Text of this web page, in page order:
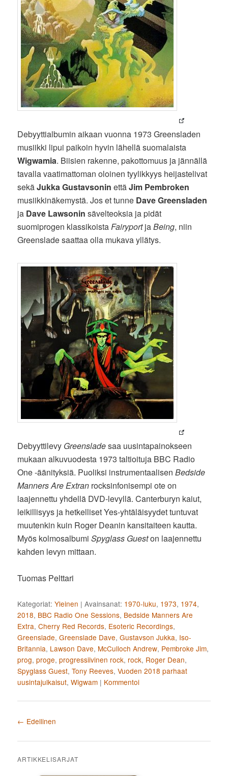
Debyyttialbumin aikaan vuonna 1973 Greensladen
musiikki lipui paikoin hyvin lähellä suomalaista
Wigwamia. Biisien rakenne, pakottomuus ja jännällä
tavalla vaatimattoman oloinen tyylikkyys heijastelivat
sekäJukka Gustavsonin ettäJim Pembroken
musiikkinäkemystä. Jos et tunne Dave Greensladen
ja Dave Lawsonin sävelteoksia ja pidät
suomiprogen klassikoistaFairyportjaBeing, niin
Greenslade saattaa olla mukava yllätys.
Debyyttilevy Greensladesaa uusintapainokseen
mukaan alkuvuodesta 1973 taltioituja BBC Radio
One -äänityksiä. Puoliksi instrumentaalisenBedside
Manners Are Extran rocksinfonisempi ote on
laajennettu yhdellä DVD-levyllä. Canterburyn kaiut,
leikillisyys ja hetkelliset Yes-yhtäläisyydet tuntuvat
muutenkin kuin Roger Deanin kansitaiteen kautta.
Myös kolmosalbumiSpyglass Gueston laajennettu
kahden levyn mittaan.
Tuomas Pelttari
Kategoriat: Yleinen |Avainsanat: 1970-luku, 1973, 1974,
2018, BBC Radio One Sessions, Bedside Manners Are
Extra,Cherry Red Records, Esoteric Recordings,
Greenslade,Greenslade Dave,Gustavson Jukka, Iso-
Britannia, Lawson Dave, McCulloch Andrew, Pembroke Jim,
prog,proge,progressiivinen rock, rock, Roger Dean,
Spyglass Guest,Tony Reeves,Vuoden 2018 parhaat
uusintajulkaisut,Wigwam | Kommentoi
Artikkelien selaus
← Edellinen
ARTIKKELISARJAT